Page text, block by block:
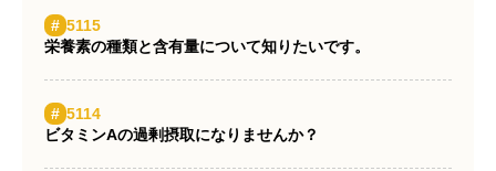
# 5115
栄養素の種類と含有量について知りたいです。
# 5114
ビタミンAの過剰摂取になりませんか？